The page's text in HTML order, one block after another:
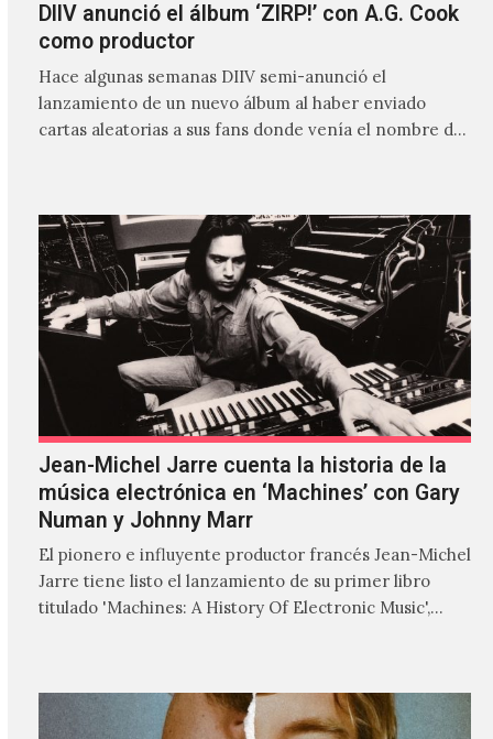
DIIV anunció el álbum ‘ZIRP!’ con A.G. Cook
como productor
Hace algunas semanas DIIV semi-anunció el
lanzamiento de un nuevo álbum al haber enviado
cartas aleatorias a sus fans donde venía el nombre de
Jean-Michel Jarre cuenta la historia de la
música electrónica en ‘Machines’ con Gary
Numan y Johnny Marr
El pionero e influyente productor francés Jean-Michel
Jarre tiene listo el lanzamiento de su primer libro
titulado 'Machines: A History Of Electronic Music',